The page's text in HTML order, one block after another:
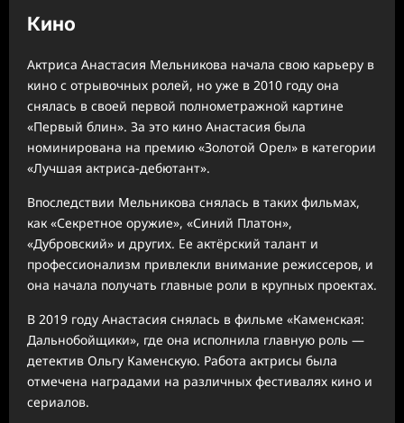
Кино
Актриса Анастасия Мельникова начала свою карьеру в
кино с отрывочных ролей, но уже в 2010 году она
снялась в своей первой полнометражной картине
«Первый блин». За это кино Анастасия была
номинирована на премию «Золотой Орел» в категории
«Лучшая актриса-дебютант».
Впоследствии Мельникова снялась в таких фильмах,
как «Секретное оружие», «Синий Платон»,
«Дубровский» и других. Ее актёрский талант и
профессионализм привлекли внимание режиссеров, и
она начала получать главные роли в крупных проектах.
В 2019 году Анастасия снялась в фильме «Каменская:
Дальнобойщики», где она исполнила главную роль —
детектив Ольгу Каменскую. Работа актрисы была
отмечена наградами на различных фестивалях кино и
сериалов.